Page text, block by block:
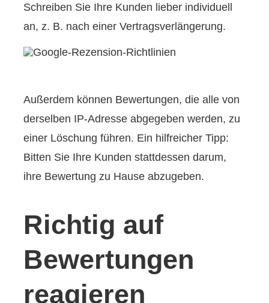
Schreiben Sie Ihre Kunden lieber individuell
an, z. B. nach einer Vertragsverlängerung.
Außerdem können Bewertungen, die alle von
derselben IP-Adresse abgegeben werden, zu
einer Löschung führen. Ein hilfreicher Tipp:
Bitten Sie Ihre Kunden stattdessen darum,
ihre Bewertung zu Hause abzugeben.
Richtig auf
Bewertungen
reagieren